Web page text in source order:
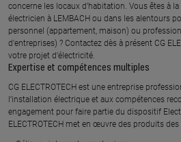
concerne les locaux d’habitation. Vous êtes à
électricien à LEMBACH ou dans les alentours
personnel (appartement, maison) ou
d'entreprises) ? Contactez dès à présent CG
votre projet d’électricité.
Expertise et compétences multiples​
​CG ELECTROTECH est une entreprise
l’installation électrique et aux compétences
engagement pour faire partie du dispositif
ELECTROTECH met en œuvre des produits des